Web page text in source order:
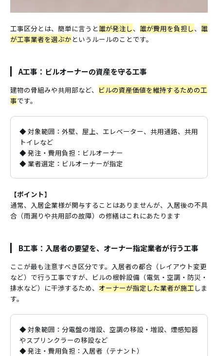
工事区分とは、簡単に言うと誰が発注し、 誰が費用を負担し、 誰
が工事業者を選ぶか というルールのことです。
A工事：ビルオーナーの資産を守る工事
建物の骨組みや共用部など、 ビルの資産価値を維持するための工
事です。
◆ 対象範囲：外壁、屋上、エレベーター、共用通路、共用
トイレなど
◆ 発注・費用負担：ビルオーナー
◆ 業者選定：ビルオーナーが指定
【ポイント】
通常、入居企業様が関与することはありませんが、入居後の不具
合（雨漏りや共用部の故障）の修繕はこれにあたります
B工事：入居者の要望を、オーナー指定業者が行う工事
ここが最も注意すべき区分です。入居者の都合（レイアウト変更
など）で行う工事ですが、ビルの根幹設備（電気・空調・防災・
排水など）に干渉するため、 オーナーが指定した業者が施工 しま
す。
◆ 対象範囲：分電盤の増設、空調の移設・増設、煙感知器
やスプリンクラーの移設など
◆ 発注・費用負担：入居者（テナント）